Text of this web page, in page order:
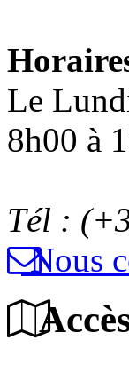
Le
8h00 à
Tél :
Nous